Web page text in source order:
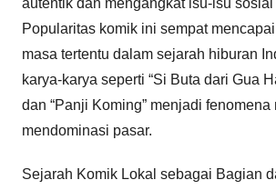
Popularitas komik ini sempat
masa tertentu dalam sejarah hiburan
karya-karya seperti “Si Buta dari Gua
dan “Panji Koming” menjadi
mendominasi pasar.
Sejarah Komik Lokal sebagai Bagian